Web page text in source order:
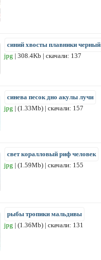
синий хвосты плавники черный
jpg | 308.4Kb | скачали: 137
синева песок дно акулы лучи
jpg | (1.33Mb) | скачали: 157
свет коралловый риф человек
jpg | (1.59Mb) | скачали: 155
рыбы тропики мальдивы
jpg | (1.36Mb) | скачали: 131